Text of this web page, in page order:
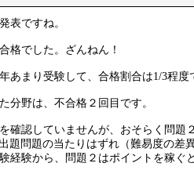
表ですね。
格でした。ざんねん！
あまり受験して、合格割合は1/3程度
分野は、不合格２回目です。
確認していませんが、おそらく問題
題問題の当たりはずれ（難易度の差
経験から、問題２はポイントを稼ぐ